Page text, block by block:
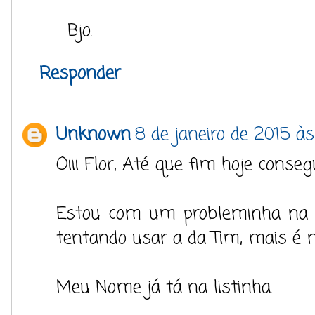
Bjo.
Responder
Unknown8 de janeiro de 2015
Oiii Flor, Até que fim hoje
Estou com um probleminha
tentando usar a da Tim, mais é
Meu Nome já tá na listinha.